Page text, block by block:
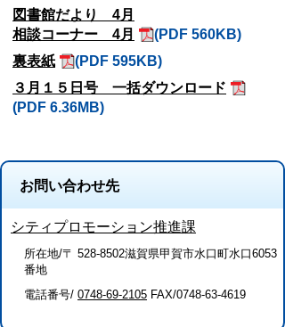
図書館だより 4月
相談コーナー 4月
(PDF 560KB)
裏表紙
(PDF 595KB)
３月１５日号 一括ダウンロード
(PDF 6.36MB)
お問い合わせ先
シティプロモーション推進課
所在地/〒 528-8502滋賀県甲賀市水口町水口6053
番地
電話番号/ 0748-69-2105 FAX/0748-63-4619